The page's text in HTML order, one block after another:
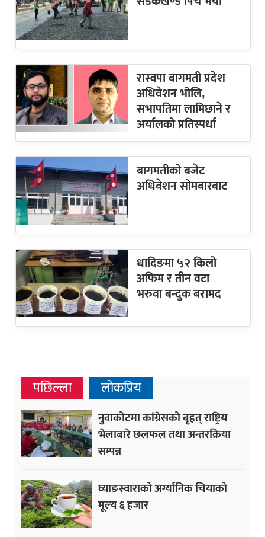
रास्वपा बागमती प्रदेश
अधिवेशन भोलि,
सभापतिमा लामिछाने र
अर्यालको प्रतिस्पर्धा
बागमतीको बजेट
अधिवेशन सोमबारबाट
धादिङमा ५२ किलो
अफिम र तीन वटा
भरुवा बन्दुक बरामद
पछिल्ला लोकप्रिय
नुवाकोटमा कांग्रेसको बृहत् राष्ट्रिय
भेलाबारे छलफल तथा अन्तरक्रिया
सम्पन्न
घ्याङस्वाराको अर्ग्यानिक चियाको
मूल्य ६ हजार